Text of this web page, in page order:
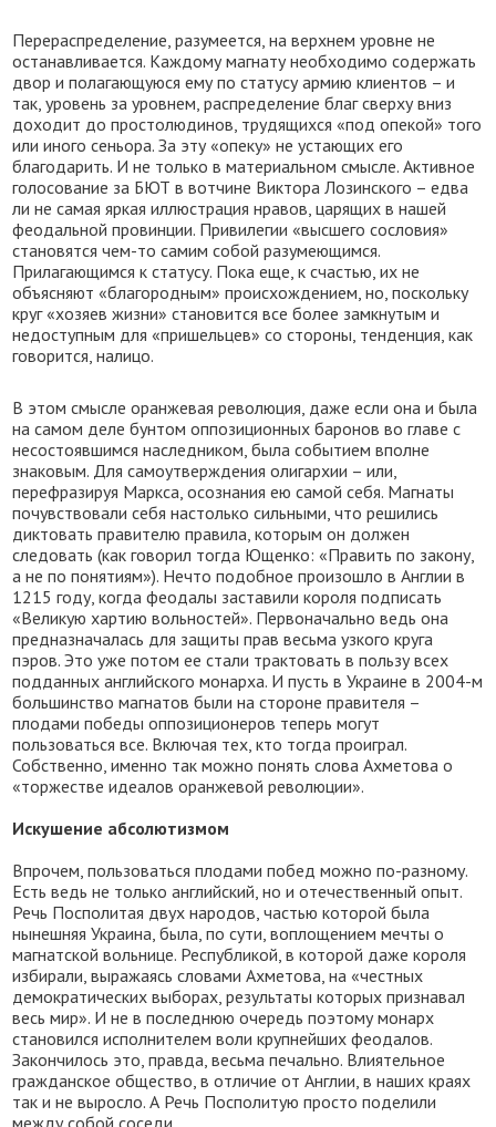
Перераспределение, разумеется, на верхнем уровне не
останавливается. Каждому магнату необходимо содержать
двор и полагающуюся ему по статусу армию клиентов – и
так, уровень за уровнем, распределение благ сверху вниз
доходит до простолюдинов, трудящихся «под опекой» того
или иного сеньора. За эту «опеку» не устающих его
благодарить. И не только в материальном смысле. Активное
голосование за БЮТ в вотчине Виктора Лозинского – едва
ли не самая яркая иллюстрация нравов, царящих в нашей
феодальной провинции. Привилегии «высшего сословия»
становятся чем-то самим собой разумеющимся.
Прилагающимся к статусу. Пока еще, к счастью, их не
объясняют «благородным» происхождением, но, поскольку
круг «хозяев жизни» становится все более замкнутым и
недоступным для «пришельцев» со стороны, тенденция, как
говорится, налицо.
В этом смысле оранжевая революция, даже если она и была
на самом деле бунтом оппозиционных баронов во главе с
несостоявшимся наследником, была событием вполне
знаковым. Для самоутверждения олигархии – или,
перефразируя Маркса, осознания ею самой себя. Магнаты
почувствовали себя настолько сильными, что решились
диктовать правителю правила, которым он должен
следовать (как говорил тогда Ющенко: «Править по закону,
а не по понятиям»). Нечто подобное произошло в Англии в
1215 году, когда феодалы заставили короля подписать
«Великую хартию вольностей». Первоначально ведь она
предназначалась для защиты прав весьма узкого круга
пэров. Это уже потом ее стали трактовать в пользу всех
подданных английского монарха. И пусть в Украине в 2004-м
большинство магнатов были на стороне правителя –
плодами победы оппозиционеров теперь могут
пользоваться все. Включая тех, кто тогда проиграл.
Собственно, именно так можно понять слова Ахметова о
«торжестве идеалов оранжевой революции».
Искушение абсолютизмом
Впрочем, пользоваться плодами побед можно по-разному.
Есть ведь не только английский, но и отечественный опыт.
Речь Посполитая двух народов, частью которой была
нынешняя Украина, была, по сути, воплощением мечты о
магнатской вольнице. Республикой, в которой даже короля
избирали, выражаясь словами Ахметова, на «честных
демократических выборах, результаты которых признавал
весь мир». И не в последнюю очередь поэтому монарх
становился исполнителем воли крупнейших феодалов.
Закончилось это, правда, весьма печально. Влиятельное
гражданское общество, в отличие от Англии, в наших краях
так и не выросло. А Речь Посполитую просто поделили
между собой соседи.